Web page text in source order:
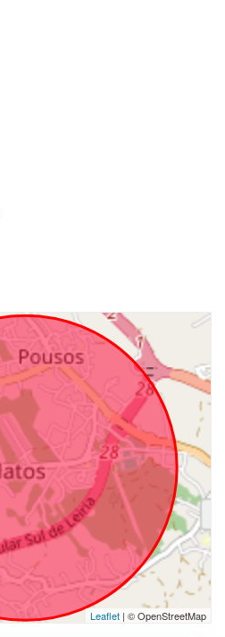
Leaflet | © OpenStreetMap